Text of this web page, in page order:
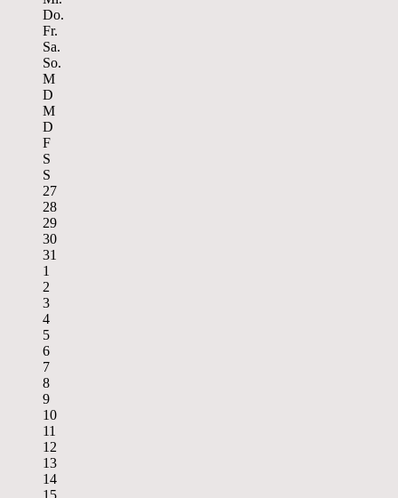
Do.
Fr.
Sa.
So.
M
D
M
D
F
S
S
27
28
29
30
31
1
2
3
4
5
6
7
8
9
10
11
12
13
14